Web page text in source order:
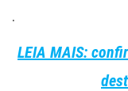
.
LEIA MAIS: